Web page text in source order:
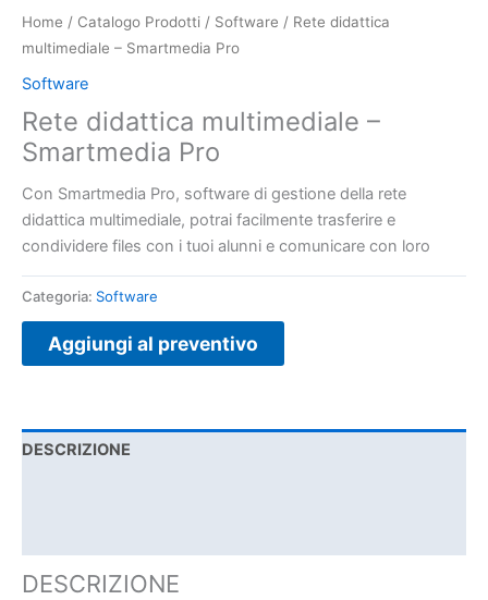
Home / Catalogo Prodotti / Software / Rete didattica
multimediale – Smartmedia Pro
Software
Rete didattica multimediale –
Smartmedia Pro
Con Smartmedia Pro, software di gestione della rete
didattica multimediale, potrai facilmente trasferire e
condividere files con i tuoi alunni e comunicare con loro
Categoria: Software
Aggiungi al preventivo
DESCRIZIONE
DESCRIZIONE